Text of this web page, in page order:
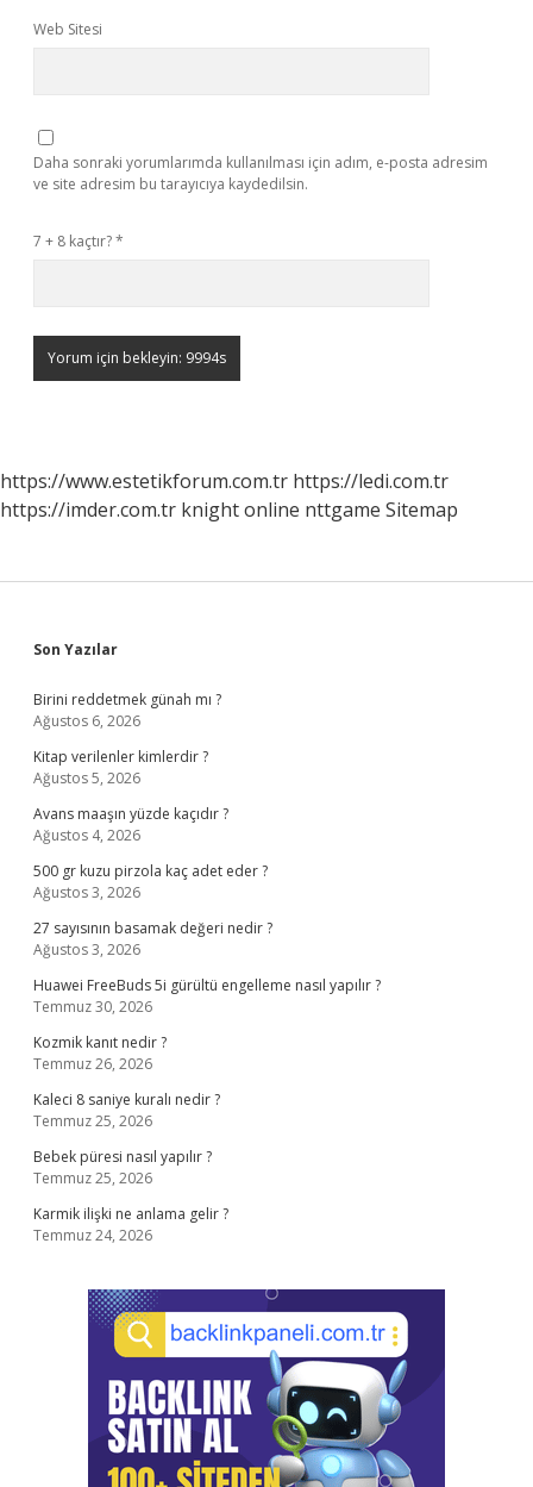
Web Sitesi
Daha sonraki yorumlarımda kullanılması için adım, e-posta adresim
ve site adresim bu tarayıcıya kaydedilsin.
7 + 8 kaçtır?*
https://www.estetikforum.com.tr https://ledi.com.tr
https://imder.com.tr knight online nttgame Sitemap
Sidebar
Son Yazılar
Birini reddetmek günah mı ?
Ağustos 6, 2026
Kitap verilenler kimlerdir ?
Ağustos 5, 2026
Avans maaşın yüzde kaçıdır ?
Ağustos 4, 2026
500 gr kuzu pirzola kaç adet eder ?
Ağustos 3, 2026
27 sayısının basamak değeri nedir ?
Ağustos 3, 2026
Huawei FreeBuds 5i gürültü engelleme nasıl yapılır ?
Temmuz 30, 2026
Kozmik kanıt nedir ?
Temmuz 26, 2026
Kaleci 8 saniye kuralı nedir ?
Temmuz 25, 2026
Bebek püresi nasıl yapılır ?
Temmuz 25, 2026
Karmik ilişki ne anlama gelir ?
Temmuz 24, 2026